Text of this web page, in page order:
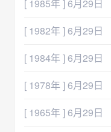
[ 1985年 ] 6月29日
[ 1982年 ] 6月29日
[ 1984年 ] 6月29日
[ 1978年 ] 6月29日
[ 1965年 ] 6月29日